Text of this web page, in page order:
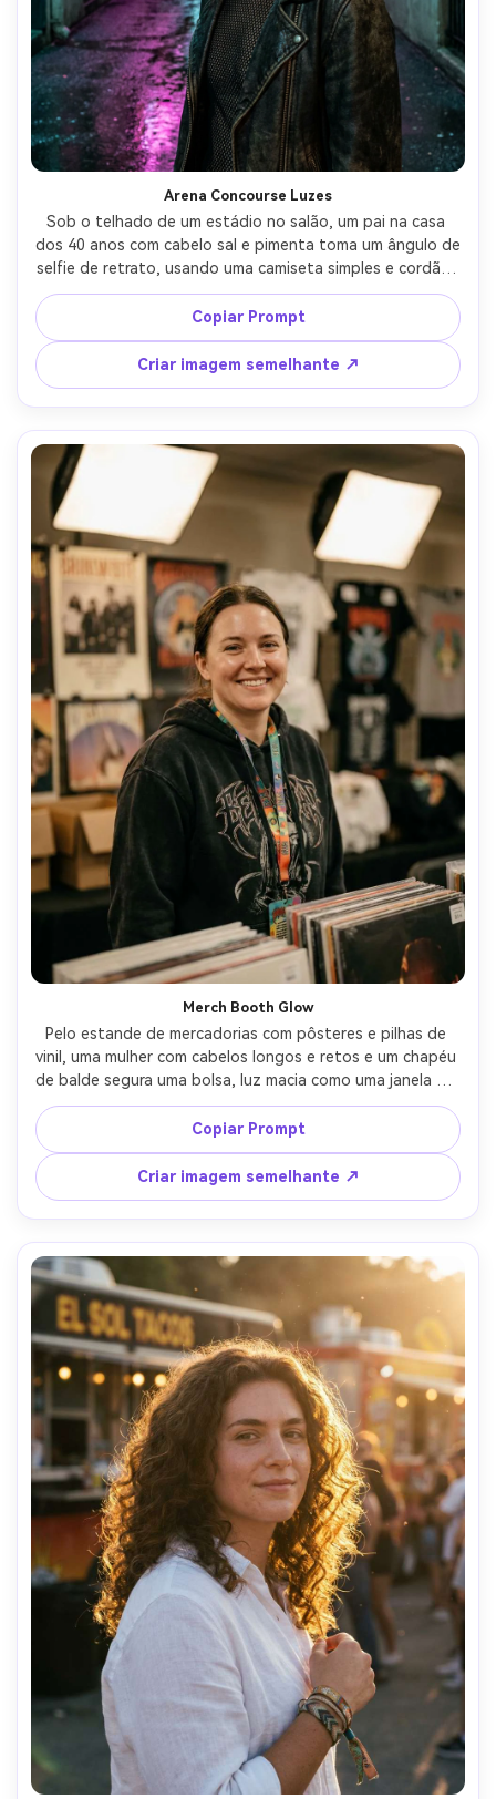
Arena Concourse Luzes
Sob o telhado de um estádio no salão, um pai na casa
dos 40 anos com cabelo sal e pimenta toma um ângulo de
selfie de retrato, usando uma camiseta simples e cordão,
LEDs brilhantes com reflexos, iPhone 15 Pro olhar
simulado, equivalente a 26 mm, peito-enquadramento
para cima, calor amigável, pele realista, cor limpa, alta
resolução, iluminação cinematográfica suave-AR 4:5
Copiar Prompt
Criar imagem semelhante ↗
Merch Booth Glow
Pelo estande de mercadorias com pôsteres e pilhas de
vinil, uma mulher com cabelos longos e retos e um chapéu
de balde segura uma bolsa, luz macia como uma janela do
dossel do estande, destaques quentes, Fujifilm GFX
100S, 80 mm f/1.7, retrato de meio corpo, casual e
elegante, textura detalhada do tecido, foco nítido, grão
de filme suave-AR 4:5
Copiar Prompt
Criar imagem semelhante ↗